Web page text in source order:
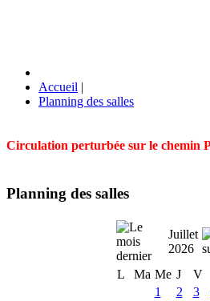
Accueil |
Planning des salles
Circulation perturbée sur le chemin
Planning des salles
Juillet
2026
L
Ma Me J V
1
2 3